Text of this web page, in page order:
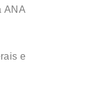
ANA
e